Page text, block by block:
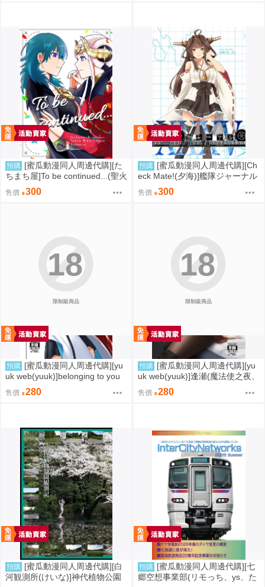
預購 [蜜瓜動漫同人周邊代購][た
ちまち屋]To be continued...(聖火
降魔錄)(同人誌)
售價 300
預購 [蜜瓜動漫同人周邊代購][Ch
eck Mate!(夕海)]艦隊ジャーナル
XXXV(艦隊收藏)(同人誌)
售價 300
限制級商品
18
預購 [蜜瓜動漫同人周邊代購][yu
uk web(yuuk)]belonging to you
(魔法使之夜)(同人誌)
售價 280
限制級商品
18
預購 [蜜瓜動漫同人周邊代購][yu
uk web(yuuk)]逢瀬(魔法使之夜、
FGO)(同人誌)
售價 280
預購 [蜜瓜動漫同人周邊代購][白
河観測所(けいな)]神代植物公園
預購 [蜜瓜動漫同人周邊代購][七
郷空想事業部(リモっち、ys、た